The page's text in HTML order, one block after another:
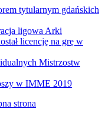
tytularnym gdańskich
ligowa Arki
licencję na grę w
Mistrzostw
w IMME 2019
strona